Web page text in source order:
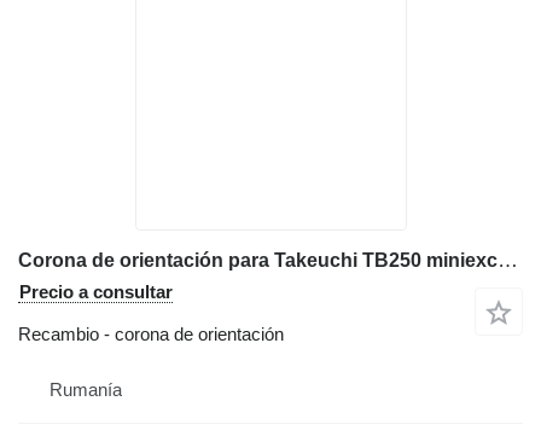
Corona de orientación para Takeuchi TB250 miniexcavadora
Precio a consultar
Recambio - corona de orientación
Rumanía